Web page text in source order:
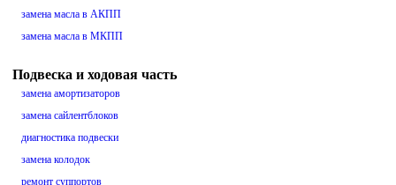
замена масла в АКПП
замена масла в МКПП
Подвеска и ходовая часть
замена амортизаторов
замена сайлентблоков
диагностика подвески
замена колодок
ремонт суппортов